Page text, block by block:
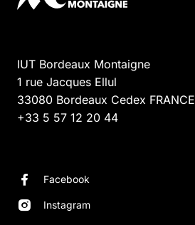
IUT Bordeaux Montaigne
1 rue Jacques Ellul
33080 Bordeaux Cedex FRANCE
+33 5 57 12 20 44
Facebook
Instagram